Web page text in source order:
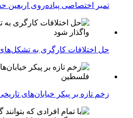
تمبر اختصاصی پیاده‌روی اربعین
حل اختلافات کارگری به
زخم تازه بر پیکر خیابان‌های